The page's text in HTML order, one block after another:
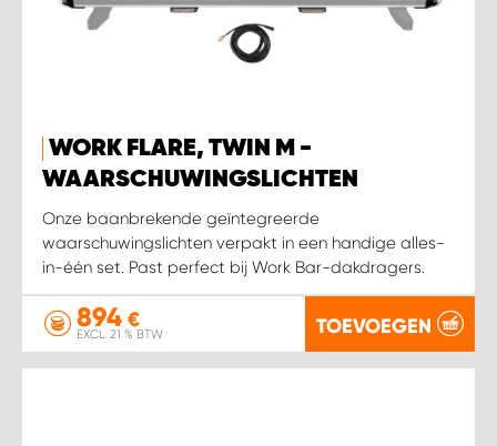
WORK FLARE, TWIN M -
WAARSCHUWINGSLICHTEN
Onze baanbrekende geïntegreerde
waarschuwingslichten verpakt in een handige alles-
in-één set. Past perfect bij Work Bar-dakdragers.
894 €
EXCL. 21 % BTW TOEVOEGEN